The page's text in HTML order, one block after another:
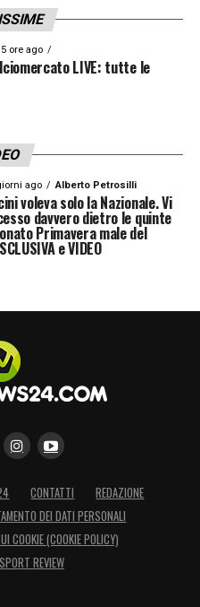
5 ore ago
LIVE: tutte le
ago Alberto Petrosilli
voleva solo la Nazionale. Vi
davvero dietro le quinte
Primavera male del
e VIDEO
CONTATTI
REDAZIONE
DEI DATI PERSONALI
COOKIE (COOKIE POLICY)
REVIEW